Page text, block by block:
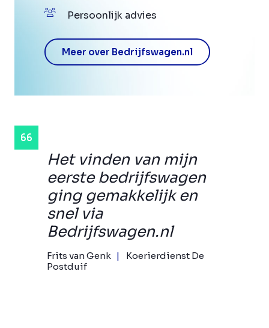
Het vinden van mijn
eerste bedrijfswagen
ging gemakkelijk en
snel via
Bedrijfswagen.nl
Frits van Genk
Koerierdienst De
Postduif
Persoonlijk advies
Meer over Bedrijfswagen.nl